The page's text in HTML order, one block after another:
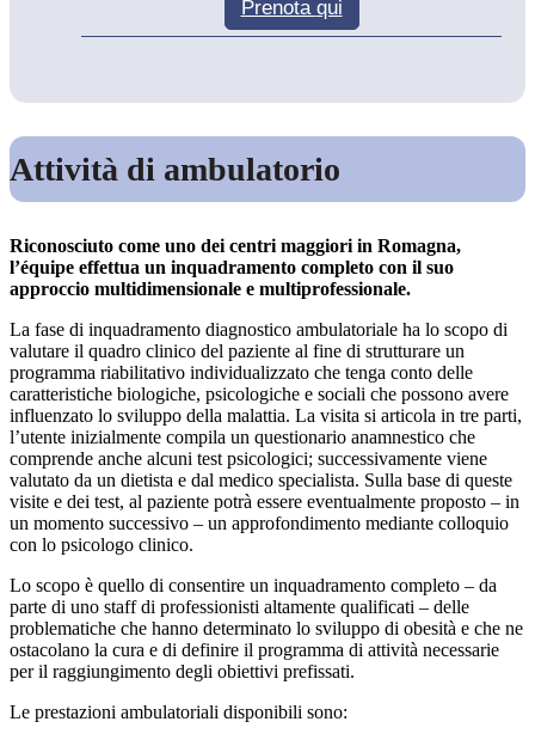
Prenota qui
Attività di ambulatorio
Riconosciuto come uno dei centri maggiori in Romagna,
l’équipe effettua un inquadramento completo con il suo
approccio multidimensionale e multiprofessionale.
La fase di inquadramento diagnostico ambulatoriale ha lo scopo di
valutare il quadro clinico del paziente al fine di strutturare un
programma riabilitativo individualizzato che tenga conto delle
caratteristiche biologiche, psicologiche e sociali che possono avere
influenzato lo sviluppo della malattia. La visita si articola in tre parti,
l’utente inizialmente compila un questionario anamnestico che
comprende anche alcuni test psicologici; successivamente viene
valutato da un dietista e dal medico specialista. Sulla base di queste
visite e dei test, al paziente potrà essere eventualmente proposto – in
un momento successivo – un approfondimento mediante colloquio
con lo psicologo clinico.
Lo scopo è quello di consentire un inquadramento completo – da
parte di uno staff di professionisti altamente qualificati – delle
problematiche che hanno determinato lo sviluppo di obesità e che ne
ostacolano la cura e di definire il programma di attività necessarie
per il raggiungimento degli obiettivi prefissati.
Le prestazioni ambulatoriali disponibili sono: